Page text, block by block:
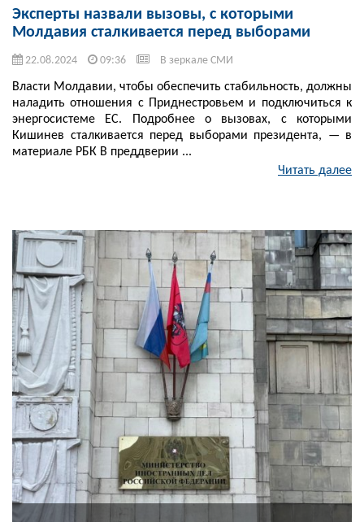
Эксперты назвали вызовы, с которыми
Молдавия сталкивается перед выборами
22.08.2024 09:36 В зеркале СМИ
Власти Молдавии, чтобы обеспечить стабильность, должны
наладить отношения с Приднестровьем и подключиться к
энергосистеме ЕС. Подробнее о вызовах, с которыми
Кишинев сталкивается перед выборами президента, — в
материале РБК В преддверии ...
Читать далее